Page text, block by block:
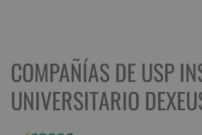
COMPAÑÍAS DE USP
UNIVERSITARIO